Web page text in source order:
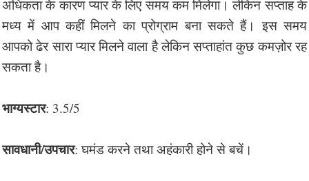
अधिकता के कारण प्यार के लिए समय कम मिलेगा। लेकिन सप्ताह के
मध्य में आप कहीं मिलने का प्रोग्राम बना सकते हैं। इस समय
आपको ढेर सारा प्यार मिलने वाला है लेकिन सप्ताहांत कुछ कमज़ोर रह
सकता है।
भाग्यस्टार: 3.5/5
सावधानी/उपचार: घमंड करने तथा अहंकारी होने से बचें।